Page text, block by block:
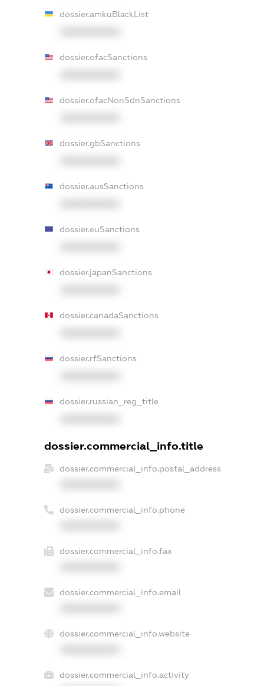
dossier.amkuBlackList
dossier.ofacSanctions
dossier.ofacNonSdnSanctions
dossier.gbSanctions
dossier.ausSanctions
dossier.euSanctions
dossier.japanSanctions
dossier.canadaSanctions
dossier.rfSanctions
dossier.russian_reg_title
dossier.commercial_info.title
dossier.commercial_info.postal_address
dossier.commercial_info.phone
dossier.commercial_info.fax
dossier.commercial_info.email
dossier.commercial_info.website
dossier.commercial_info.activity